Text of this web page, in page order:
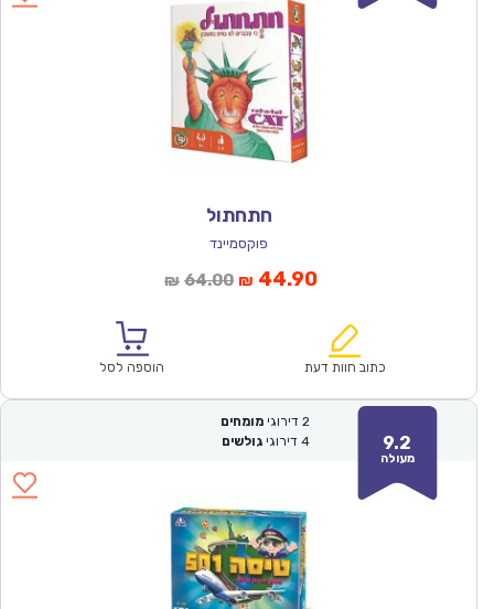
חתחתול
פוקסמיינד
₪ 64.00המחיר
₪64.00.
₪ 44.90המחיר
הוא:
כתוב חוות דעת הוספה לסל
9.2
מעולה
2 דירוגי מומחים
4 דירוגי גולשים